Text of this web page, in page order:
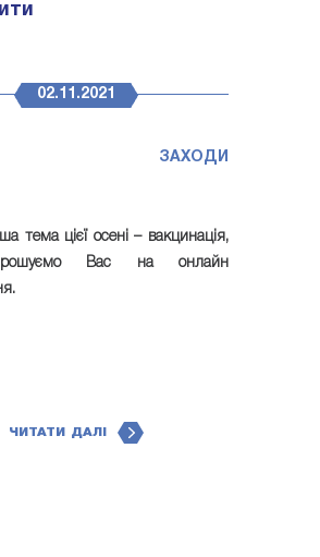
02.11.2021
ЗАХОДИ
тема цієї осені – вакцинація,
Вас на онлайн
ЧИТАТИ ДАЛІ